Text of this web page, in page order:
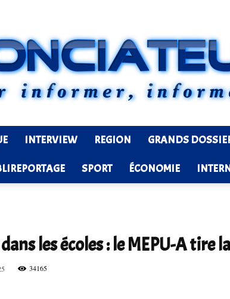
INTERVIEW REGION GRANDS
SPORT ÉCONOMIE
les écoles : le MEPU-A tire
34165